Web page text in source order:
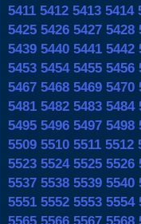
5411 5412 5413 5414
5425 5426 5427 5428
5439 5440 5441 5442
5453 5454 5455 5456
5467 5468 5469 5470
5481 5482 5483 5484
5495 5496 5497 5498
5509 5510 5511 5512
5523 5524 5525 5526
5537 5538 5539 5540
5551 5552 5553 5554
5565 5566 5567 5568